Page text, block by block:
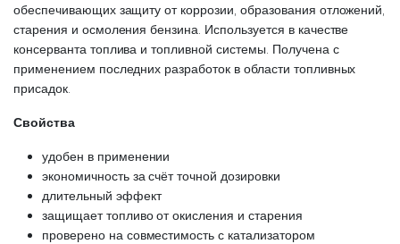
обеспечивающих защиту от коррозии, образования отложений,
старения и осмоления бензина. Используется в качестве
консерванта топлива и топливной системы. Получена с
применением последних разработок в области топливных
присадок.
Свойства
удобен в применении
экономичность за счёт точной дозировки
длительный эффект
защищает топливо от окисления и старения
проверено на совместимость с катализатором